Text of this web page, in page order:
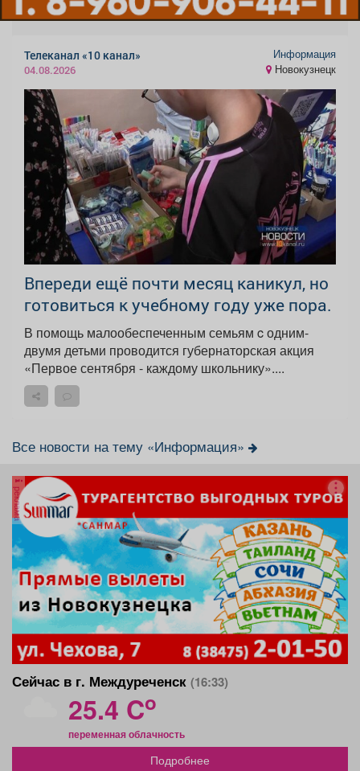
Телеканал «10 канал»
04.08.2026
Информация
Новокузнецк
Впереди ещё почти месяц каникул, но
готовиться к учебному году уже пора.
В помощь малообеспеченным семьям c одним-
двумя детьми проводится губернаторская акция
«Первое сентября - каждому школьнику»....
Все новости на тему «Информация»
реклама
Сейчас в г. Междуреченск (16:33)
25.4 Co
переменная облачность
Подробнее